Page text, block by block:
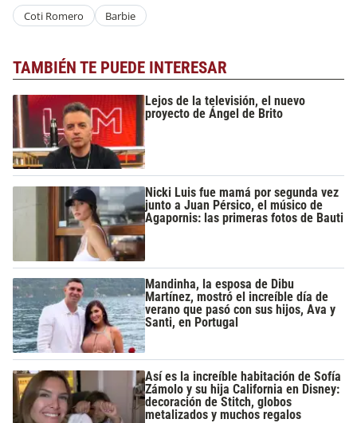
Coti Romero Barbie
TAMBIÉN TE PUEDE INTERESAR
Lejos de la televisión, el nuevo
proyecto de Ángel de Brito
Nicki Luis fue mamá por segunda vez
junto a Juan Pérsico, el músico de
Agapornis: las primeras fotos de Bauti
Mandinha, la esposa de Dibu
Martínez, mostró el increíble día de
verano que pasó con sus hijos, Ava y
Santi, en Portugal
Así es la increíble habitación de Sofía
Zámolo y su hija California en Disney:
decoración de Stitch, globos
metalizados y muchos regalos